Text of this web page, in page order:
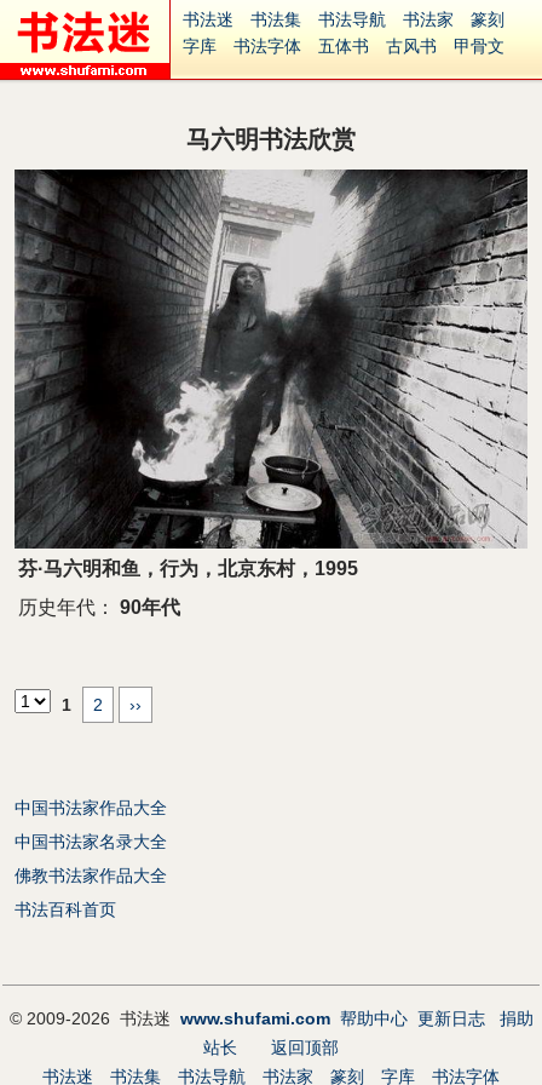
书法迷 书法集 书法导航 书法家
篆刻
字库
书法字体 五体书 古风书
甲骨文
集字
字形 大字 篆刻之家
古籍
中医 象棋 游戏
起名
英语 印章 签名
硬筆字
字体下载
免费字体 中文字体
英文字体
Ai矢量
P图宝 南无阿弥陀佛
意见反馈
安全网站
繁體版
马六明书法欣赏
芬·马六明和鱼，行为，北京东村，1995
历史年代：
90年代
1 2 ››
中国书法家作品大全
中国书法家名录大全
佛教书法家作品大全
书法百科首页
© 2009-2026 书法迷 www.shufami.com 帮助中心 更新日志
捐助
站长
返回顶部
书法迷
书法集 书法导航 书法家 篆刻 字库 书法字体